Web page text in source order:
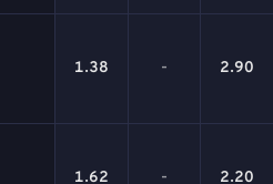
1.38 - 2.90
1.62 - 2.20